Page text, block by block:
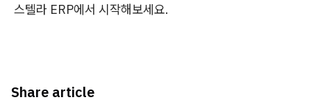
스텔라 ERP에서 시작해보세요.
Share article